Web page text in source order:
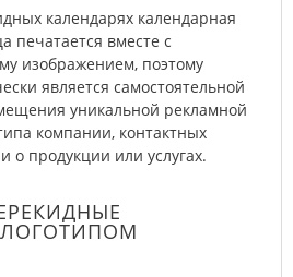
календарях календарная
печатается вместе с
изображением, поэтому
является самостоятельной
уникальной рекламной
компании, контактных
продукции или услугах.